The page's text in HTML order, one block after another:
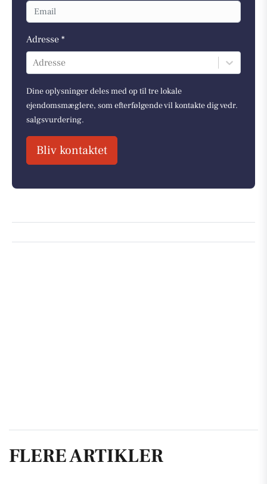
Adresse *
Adresse
Dine oplysninger deles med op til tre lokale
ejendomsmæglere, som efterfølgende vil kontakte dig vedr.
salgsvurdering.
Bliv kontaktet
FLERE ARTIKLER